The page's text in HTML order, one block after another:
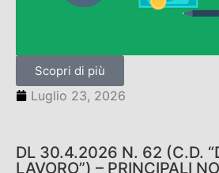
Scopri di più
Luglio 23, 2026
DL 30.4.2026 N. 62 (C.D.
LAVORO”) – PRINCIPALI